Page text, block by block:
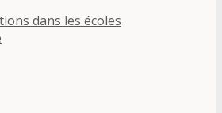
dans les écoles